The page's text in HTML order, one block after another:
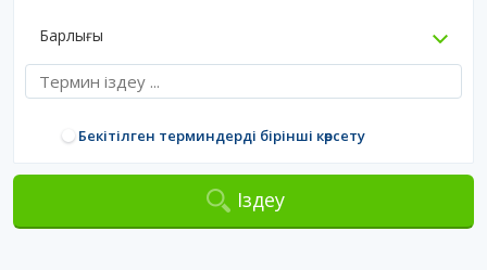
Барлығы
Бекітілген терминдерді бірінші көрсету
Іздеу